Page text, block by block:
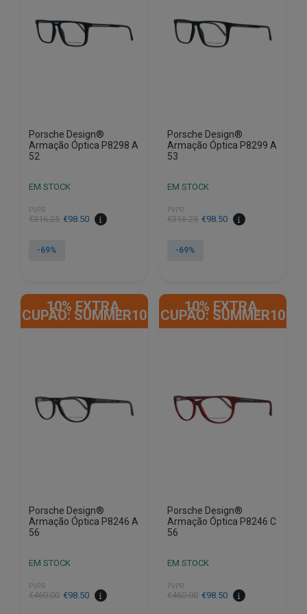
Porsche Design®
Armação Óptica P8298 A
52
EM STOCK
PVPR
€316.25
O
original
€98.50
O
atual
-69%
Porsche Design®
Armação Óptica P8299 A
53
EM STOCK
PVPR
€316.25
O
original
€98.50
O
atual
-69%
10% EXTRA,
CUPÃO: SUMMER10
Porsche Design®
Armação Óptica P8246 A
56
EM STOCK
PVPR
€460.00
O
€98.50
O
10% EXTRA,
CUPÃO: SUMMER10
Porsche Design®
Armação Óptica P8246 C
56
EM STOCK
PVPR
€460.00
O
€98.50
O